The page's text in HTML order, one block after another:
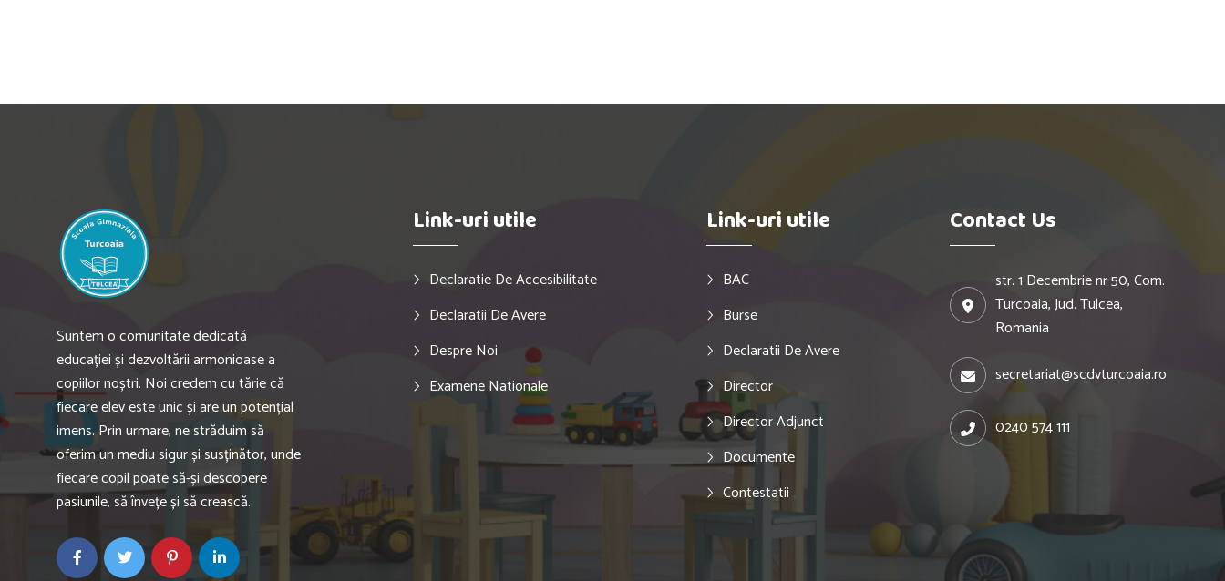
Suntem o comunitate dedicată
educației și dezvoltării armonioase a
copiilor noștri. Noi credem cu tărie că
fiecare elev este unic și are un potențial
imens. Prin urmare, ne străduim să
oferim un mediu sigur și susținător, unde
fiecare copil poate să-și descopere
pasiunile, să învețe și să crească.
Link-uri utile
Declaratie De Accesibilitate
Declaratii De Avere
Despre Noi
Examene Nationale
Link-uri utile
BAC
Burse
Declaratii De Avere
Director
Director Adjunct
Documente
Contestatii
Contact Us
str. 1 Decembrie nr 50, Com.
Turcoaia, Jud. Tulcea,
Romania
secretariat@scdvturcoaia.ro
0240 574 111